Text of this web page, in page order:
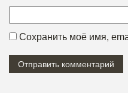
Сохранить моё имя,